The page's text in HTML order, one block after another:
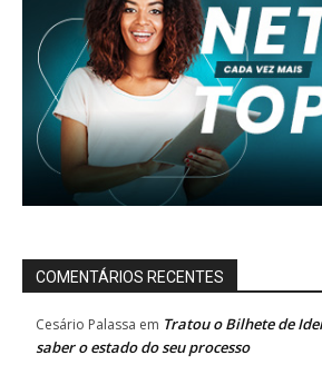
COMENTÁRIOS RECENTES
Cesário Palassa em Tratou o Bilhete de
saber o estado do seu processo